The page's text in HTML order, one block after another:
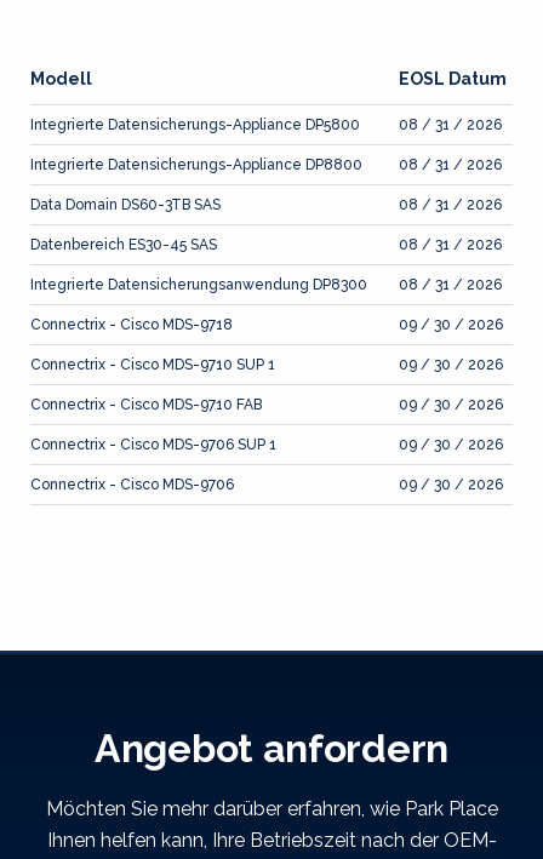
Modell EOSL Datum
Integrierte Datensicherungs-Appliance DP5800 08 / 31 / 2026
Integrierte Datensicherungs-Appliance DP8800 08 / 31 / 2026
Data Domain DS60-3TB SAS 08 / 31 / 2026
Datenbereich ES30-45 SAS 08 / 31 / 2026
Integrierte Datensicherungsanwendung DP8300 08 / 31 / 2026
Connectrix - Cisco MDS-9718 09 / 30 / 2026
Connectrix - Cisco MDS-9710 SUP 1 09 / 30 / 2026
Connectrix - Cisco MDS-9710 FAB 09 / 30 / 2026
Connectrix - Cisco MDS-9706 SUP 1 09 / 30 / 2026
Connectrix - Cisco MDS-9706 09 / 30 / 2026
Angebot anfordern
Möchten Sie mehr darüber erfahren, wie Park Place
Ihnen helfen kann, Ihre Betriebszeit nach der OEM-